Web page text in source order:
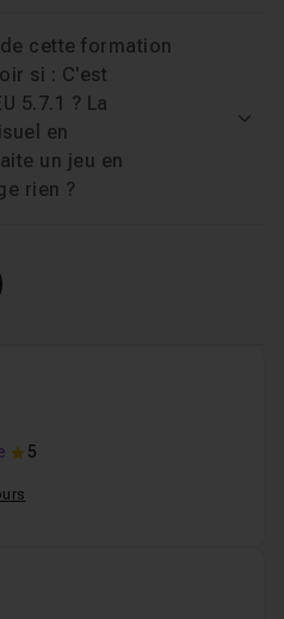
5
cette formation
si : C'est
5.7.1 ? La
en
un jeu en
rien ?